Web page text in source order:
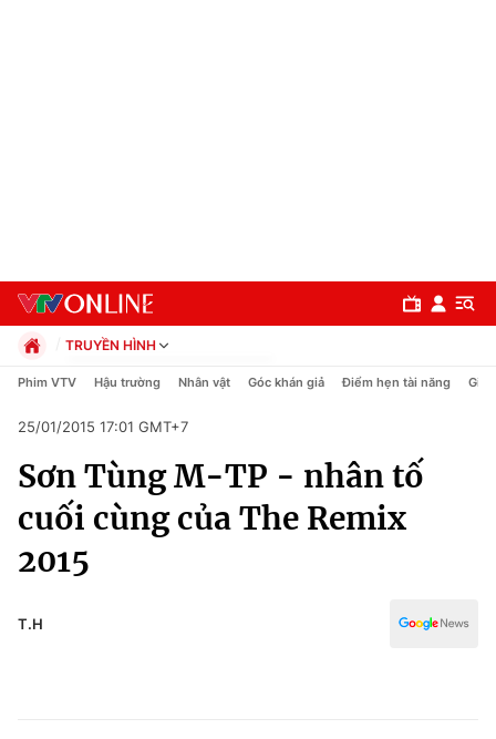
Chuyên mục
Chính trị
Xã hội
Pháp luật
TRUYỀN HÌNH
Chính trị
Pháp luật
Kinh tế
Thể thao
Truyền hình
Văn hóa - Giải trí
Y tế
Phim VTV Hậu trường Nhân vật Góc khán giả Điểm hẹn tài năng Giải
25/01/2015 17:01 GMT+7
Sơn Tùng M-TP - nhân tố
cuối cùng của The Remix
2015
T.H